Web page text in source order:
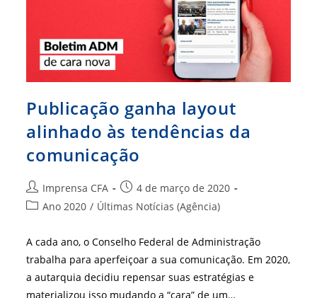
Publicação ganha layout
alinhado às tendências da
comunicação
Autor
do
Imprensa CFA
Post
publicado:
4 de março de 2020
Categoria
post:
Ano 2020 / Últimas Notícias (Agência)
A cada ano, o Conselho Federal de Administração
trabalha para aperfeiçoar a sua comunicação. Em 2020,
a autarquia decidiu repensar suas estratégias e
materializou isso mudando a “cara” de um…